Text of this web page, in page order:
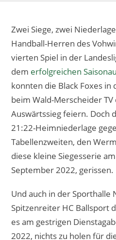
Zwei Siege, zwei
Handball-Herren des
vierten Spiel in der
dem erfolgreichen
konnten die Black Foxes in
beim Wald-Merscheider
Auswärtssieg feiern. Doch
21:22-Heimniederlage
Tabellenzweiten, den
diese kleine Siegesserie
September 2022, gerissen.
Und auch in der Sporthalle
Spitzenreiter HC Ballsport
es am gestrigen
2022, nichts zu holen für